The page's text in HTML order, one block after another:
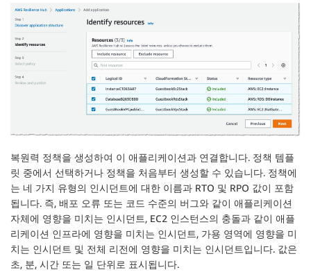
복원력 정책을 생성하여 이 애플리케이션과 연결합니다. 정책 템플
릿 중에서 선택하거나 정책을 처음부터 생성할 수 있습니다. 정책에
는 네 가지 유형의 인시던트에 대한 이름과 RTO 및 RPO 값이 포함
됩니다. 즉, 배포 오류 또는 코드 수준의 버그와 같이 애플리케이션
자체에 영향을 미치는 인시던트, EC2 인스턴스의 충돌과 같이 애플
리케이션 인프라에 영향을 미치는 인시던트, 가용 영역에 영향을 미
치는 인시던트 및 전체 리전에 영향을 미치는 인시던트입니다. 값은
초, 분, 시간 또는 일 단위로 표시됩니다.